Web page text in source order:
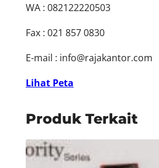
WA : 082122220503
Fax : 021 857 0830
E-mail : info@rajakantor.com
Lihat Peta
Produk Terkait